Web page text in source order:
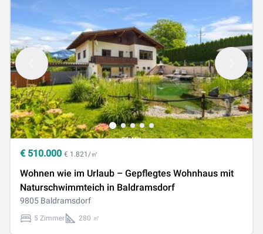
€ 510.000 € 1.821/㎡
Wohnen wie im Urlaub – Gepflegtes Wohnhaus mit
Naturschwimmteich in Baldramsdorf
9805 Baldramsdorf
5 Zimmer 280 ㎡